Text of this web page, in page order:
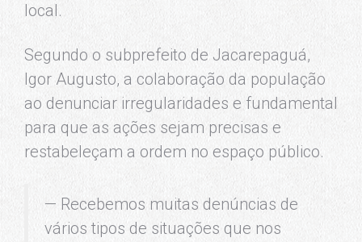
local.
Segundo o subprefeito de Jacarepaguá,
Igor Augusto, a colaboração da população
ao denunciar irregularidades e fundamental
para que as ações sejam precisas e
restabeleçam a ordem no espaço público.
— Recebemos muitas denúncias de
vários tipos de situações que nos